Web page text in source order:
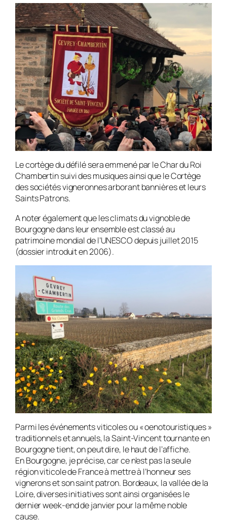
Le cortège du défilé sera emmené par le Char du Roi
Chambertin suivi des musiques ainsi que le Cortège
des sociétés vigneronnes arborant bannières et leurs
Saints Patrons.
A noter également que les climats du vignoble de
Bourgogne dans leur ensemble est classé au
patrimoine mondial de l’UNESCO depuis juillet 2015
(dossier introduit en 2006).
Parmi les événements viticoles ou « oenotouristiques »
traditionnels et annuels, la Saint-Vincent tournante en
Bourgogne tient, on peut dire, le haut de l’affiche.
En Bourgogne, je précise, car ce n’est pas la seule
région viticole de France à mettre à l’honneur ses
vignerons et son saint patron. Bordeaux, la vallée de la
Loire, diverses initiatives sont ainsi organisées le
dernier week-end de janvier pour la même noble
cause.